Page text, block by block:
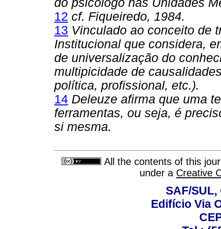
do psicólogo nas Unidades
12 cf. Fiqueiredo, 1984.
13 Vinculado ao conceito de
Institucional que considera,
de universalização do
multipicidade de
política, profissional, etc.).
14 Deleuze afirma que uma
ferramentas, ou seja, é
si mesma.
All the contents of this
under a Creative
SAF/
Edifício Via